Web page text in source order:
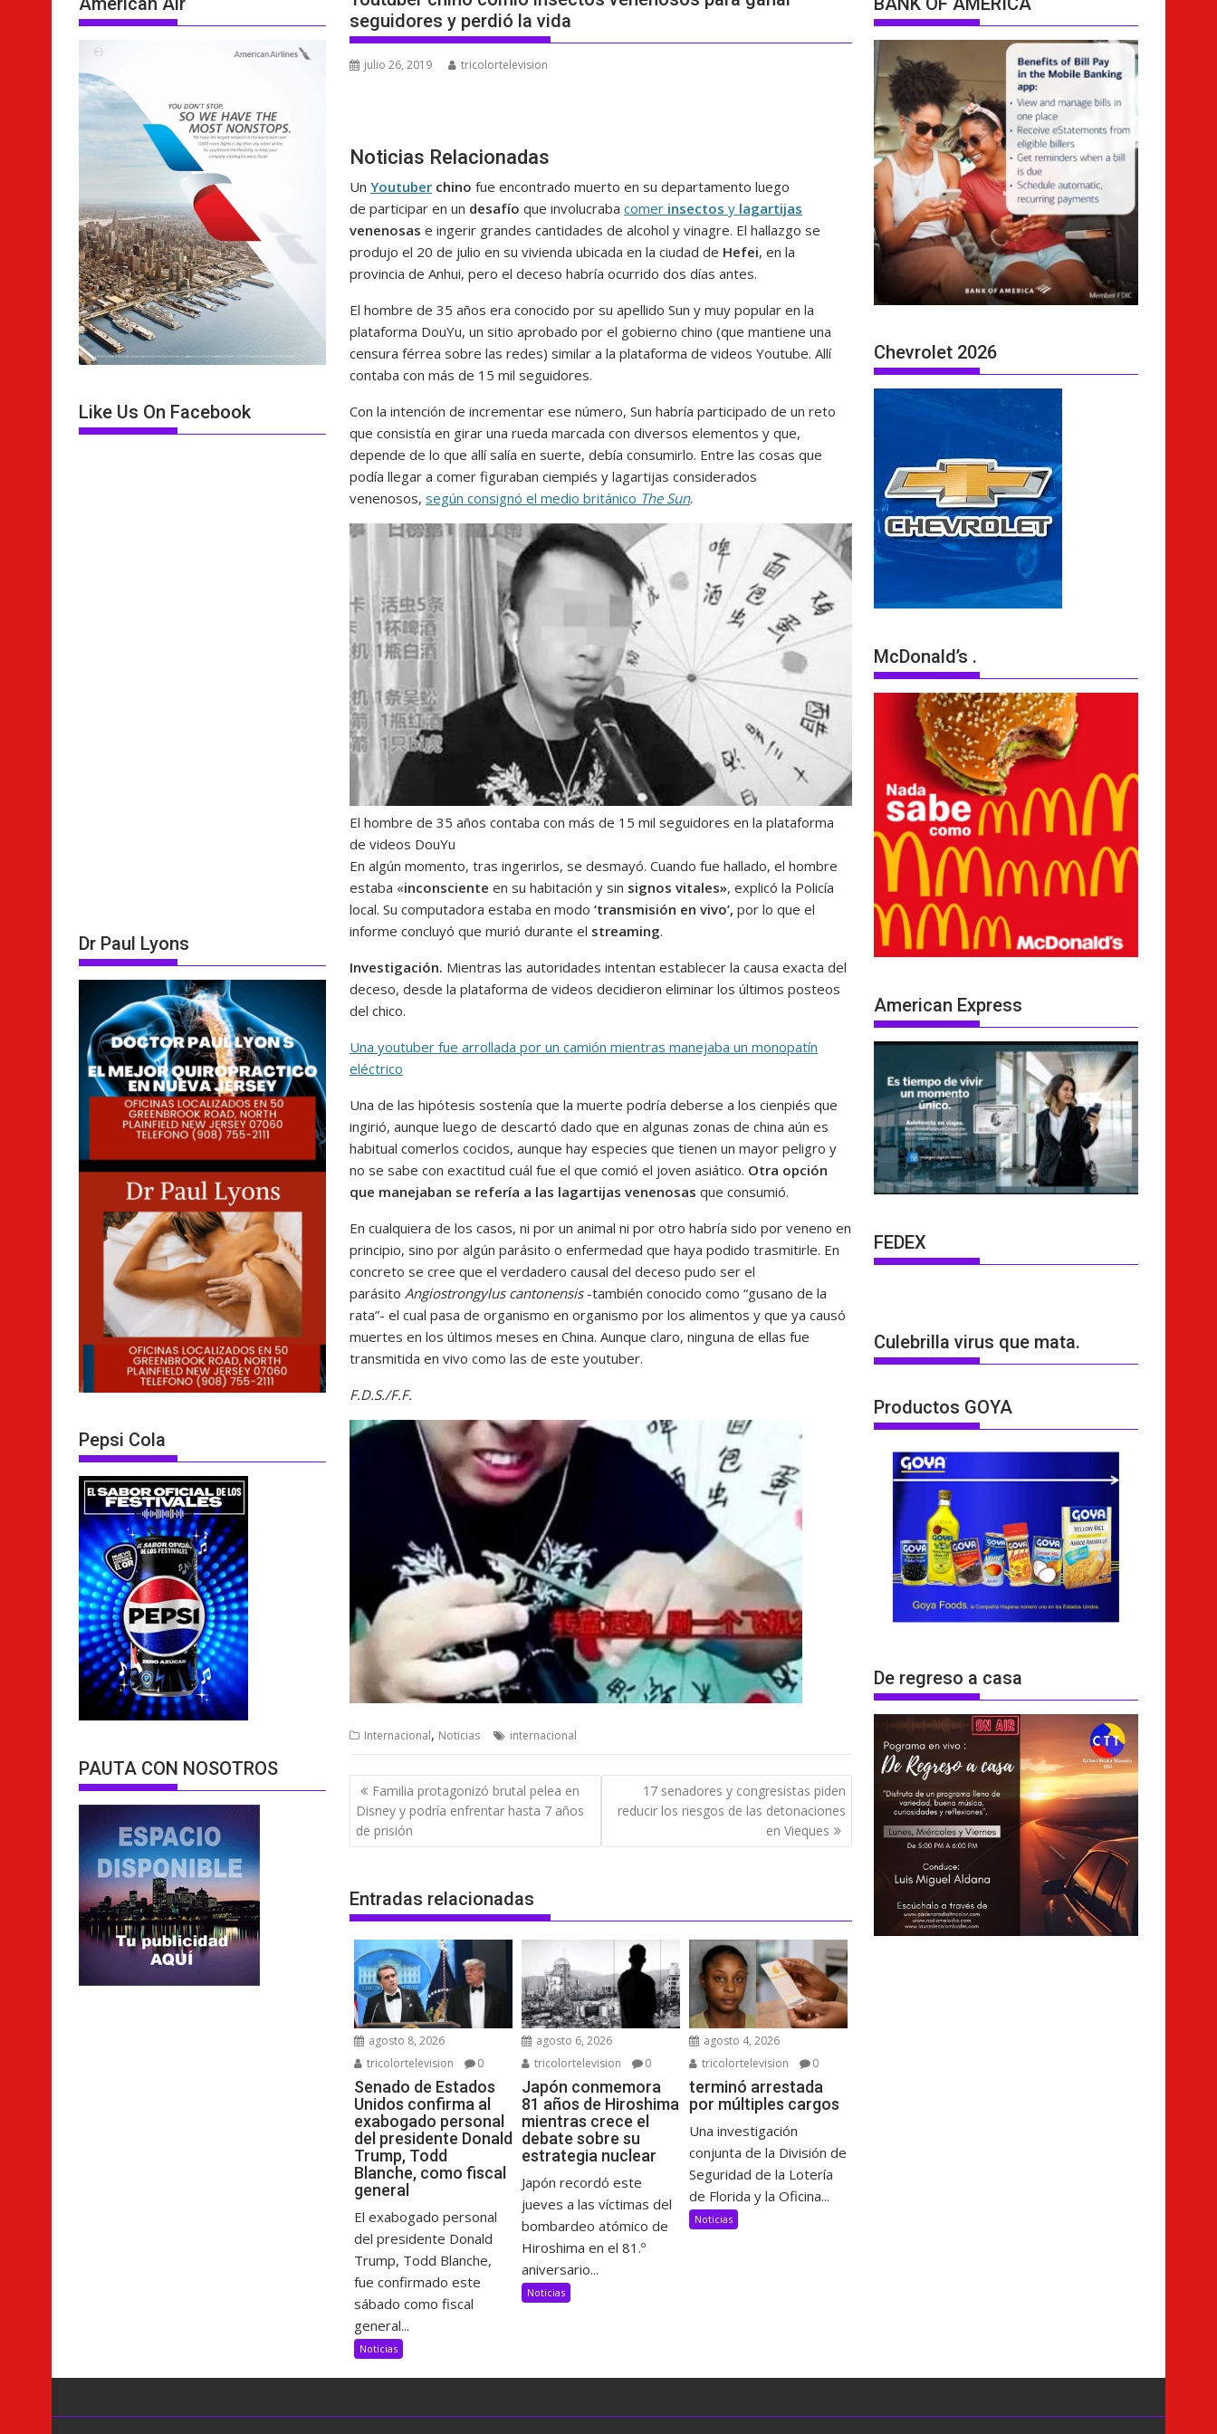
seguidores y perdió la vida
julio 26, 2019 tricolortelevision
Noticias Relacionadas
Un Youtuber chino fue encontrado muerto en su departamento luego
de participar en un desafío que involucraba comer insectos y lagartijas
venenosas e ingerir grandes cantidades de alcohol y vinagre. El hallazgo se
produjo el 20 de julio en su vivienda ubicada en la ciudad de Hefei, en la
provincia de Anhui, pero el deceso habría ocurrido dos días antes.
El hombre de 35 años era conocido por su apellido Sun y muy popular en la
plataforma DouYu, un sitio aprobado por el gobierno chino (que mantiene una
censura férrea sobre las redes) similar a la plataforma de videos Youtube. Allí
contaba con más de 15 mil seguidores.
Con la intención de incrementar ese número, Sun habría participado de un reto
que consistía en girar una rueda marcada con diversos elementos y que,
depende de lo que allí salía en suerte, debía consumirlo. Entre las cosas que
podía llegar a comer figuraban ciempiés y lagartijas considerados
venenosos, según consignó el medio británico The Sun.
El hombre de 35 años contaba con más de 15 mil seguidores en la plataforma
de videos DouYu
En algún momento, tras ingerirlos, se desmayó. Cuando fue hallado, el hombre
estaba «inconsciente en su habitación y sin signos vitales», explicó la Policía
local. Su computadora estaba en modo ‘transmisión en vivo’, por lo que el
informe concluyó que murió durante el streaming.
Investigación. Mientras las autoridades intentan establecer la causa exacta del
deceso, desde la plataforma de videos decidieron eliminar los últimos posteos
del chico.
Una youtuber fue arrollada por un camión mientras manejaba un monopatín
eléctrico
Una de las hipótesis sostenía que la muerte podría deberse a los cienpiés que
ingirió, aunque luego de descartó dado que en algunas zonas de china aún es
habitual comerlos cocidos, aunque hay especies que tienen un mayor peligro y
no se sabe con exactitud cuál fue el que comió el joven asiático. Otra opción
que manejaban se refería a las lagartijas venenosas que consumió.
En cualquiera de los casos, ni por un animal ni por otro habría sido por veneno en
principio, sino por algún parásito o enfermedad que haya podido trasmitirle. En
concreto se cree que el verdadero causal del deceso pudo ser el
parásito Angiostrongylus cantonensis-también conocido como “gusano de la
rata”- el cual pasa de organismo en organismo por los alimentos y que ya causó
muertes en los últimos meses en China. Aunque claro, ninguna de ellas fue
transmitida en vivo como las de este youtuber.
F.D.S./F.F.
Internacional, Noticias internacional
Navegación
de
entradas
Familia protagonizó brutal pelea en
Disney y podría enfrentar hasta 7 años
de prisión
17 senadores y congresistas piden
reducir los riesgos de las detonaciones
en Vieques
Entradas relacionadas
agosto 8, 2026
tricolortelevision
0
Senado de Estados
Unidos confirma al
exabogado personal
del presidente Donald
Trump, Todd
Blanche, como fiscal
general
El exabogado personal
del presidente Donald
Trump, Todd Blanche,
fue confirmado este
sábado como fiscal
general...
Noticias
agosto 6, 2026
tricolortelevision
0
Japón conmemora
81 años de Hiroshima
mientras crece el
debate sobre su
estrategia nuclear
Japón recordó este
jueves a las víctimas del
bombardeo atómico de
Hiroshima en el 81.º
aniversario...
Noticias
agosto 4, 2026
tricolortelevision
0
terminó arrestada
por múltiples cargos
Una investigación
conjunta de la División de
Seguridad de la Lotería
de Florida y la Oficina...
Noticias
Like Us On Facebook
Dr Paul Lyons
Pepsi Cola
PAUTA CON NOSOTROS
Chevrolet 2026
McDonald’s .
American Express
FEDEX
Culebrilla virus que mata.
Productos GOYA
De regreso a casa